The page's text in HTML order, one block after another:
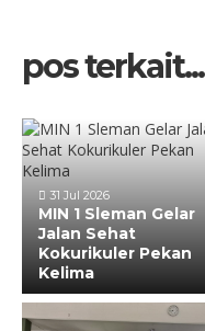
pos terkait...
31 Jul 2026
MIN 1 Sleman Gelar
Jalan Sehat
Kokurikuler Pekan
Kelima